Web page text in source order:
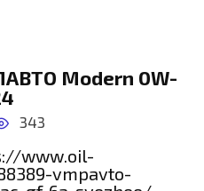
Modern 0W-
343
www.oil-
vmpavto-